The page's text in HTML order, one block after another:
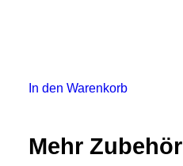
In den Warenkorb
Mehr Zubehör